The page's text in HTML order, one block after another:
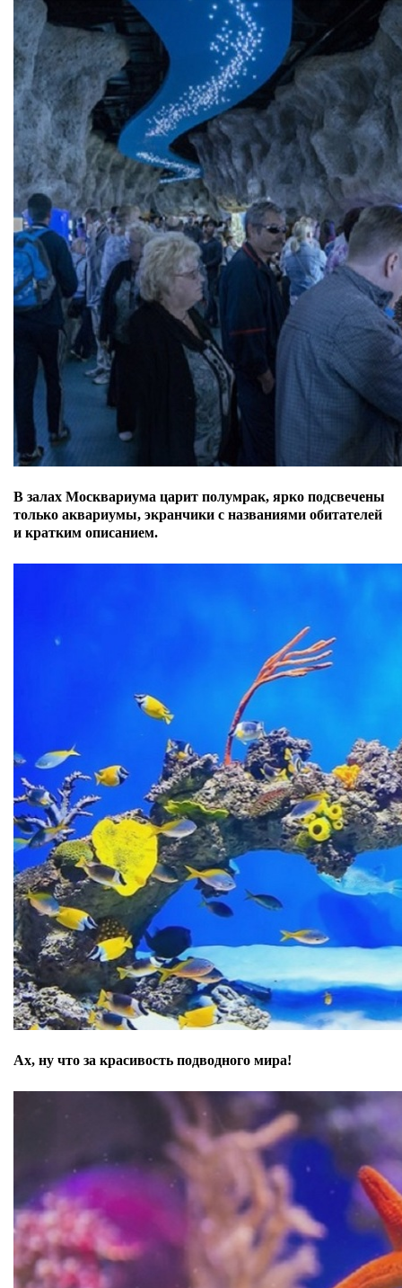
В залах Москвариума царит полумрак, ярко подсвечены
только аквариумы, экранчики с названиями обитателей
и кратким описанием.
Ах, ну что за красивость подводного мира!